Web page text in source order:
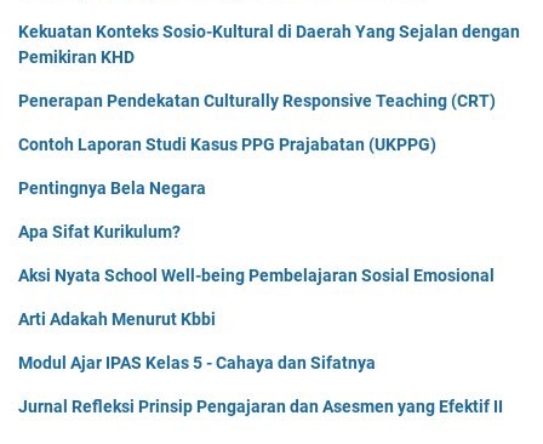
Kekuatan Konteks Sosio-Kultural di Daerah Yang Sejalan dengan
Pemikiran KHD
Penerapan Pendekatan Culturally Responsive Teaching (CRT)
Contoh Laporan Studi Kasus PPG Prajabatan (UKPPG)
Pentingnya Bela Negara
Apa Sifat Kurikulum?
Aksi Nyata School Well-being Pembelajaran Sosial Emosional
Arti Adakah Menurut Kbbi
Modul Ajar IPAS Kelas 5 - Cahaya dan Sifatnya
Jurnal Refleksi Prinsip Pengajaran dan Asesmen yang Efektif II